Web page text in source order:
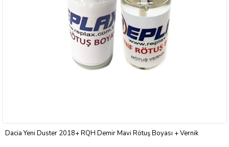
Dacia Yeni Duster 2018+ RQH Demir Mavi Rötuş Boyası + Vernik